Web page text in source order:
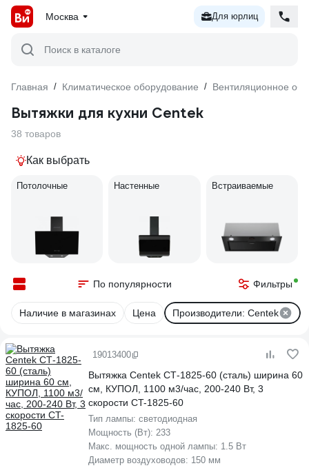
Москва Для юрлиц
Поиск в каталоге
Главная / Климатическое оборудование / Вентиляционное
Вытяжки для кухни Centek
38 товаров
Как выбрать
Потолочные Настенные Встраиваемые
По популярности Фильтры
Наличие в магазинах Цена Производители: Centek
19013400
Вытяжка Centek СТ-1825-60 (сталь) ширина 60
см, КУПОЛ, 1100 м3/час, 200-240 Вт, 3
скорости CT-1825-60
Тип лампы: светодиодная
Мощность (Вт): 233
Макс. мощность одной лампы: 1.5 Вт
Диаметр воздуховодов: 150 мм